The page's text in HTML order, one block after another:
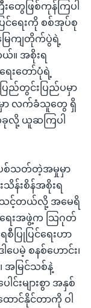
ေဖြစ်ကုန်ကြပါ
ြင်ရေးကို စစ်အုပ်စု
ြေကျတိုက်ပွဲရဲ့
။ အစိုးရ
ေးတော်ပုံရဲ့
ည်တွင်းပြည်ပမှာ
ာ လက်ခံသူတွေ ရှိ
လို့ ယူဆကြပါ
ပစ်သတ်တဲ့အမှုမှာ
န်းစိန်အစိုးရ
းသင့်တယ်လို့ အမေရိ
ေးအဖွဲ့က သြဂုတ်
ပြုပြင်ရေးဟာ
ပေမဲ့ စနစ်ဟောင်း၊
အမြင်သစ်နဲ့
းများစွာ အနှစ်
ောင်နိုင်တာကို ဝါ